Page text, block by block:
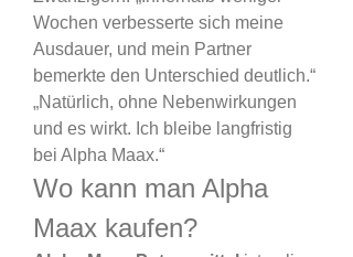
Wochen verbesserte sich meine
Ausdauer, und mein Partner
bemerkte den Unterschied deutlich.“
„Natürlich, ohne Nebenwirkungen
und es wirkt. Ich bleibe langfristig
bei Alpha Maax.“
Wo kann man Alpha
Maax kaufen?